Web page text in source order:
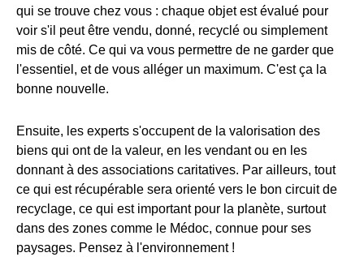
qui se trouve chez vous : chaque objet est évalué pour
voir s'il peut être vendu, donné, recyclé ou simplement
mis de côté. Ce qui va vous permettre de ne garder que
l'essentiel, et de vous alléger un maximum. C'est ça la
bonne nouvelle.
Ensuite, les experts s'occupent de la valorisation des
biens qui ont de la valeur, en les vendant ou en les
donnant à des associations caritatives. Par ailleurs, tout
ce qui est récupérable sera orienté vers le bon circuit de
recyclage, ce qui est important pour la planète, surtout
dans des zones comme le Médoc, connue pour ses
paysages. Pensez à l'environnement !